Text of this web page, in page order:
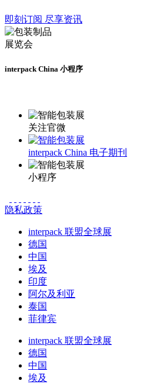
即刻订阅 尽享资讯
interpack China 小程序
关注官微
interpack China 电子期刊
小程序
隐私政策
interpack 联盟全球展
德国
中国
埃及
印度
阿尔及利亚
泰国
菲律宾
interpack 联盟全球展
德国
中国
埃及